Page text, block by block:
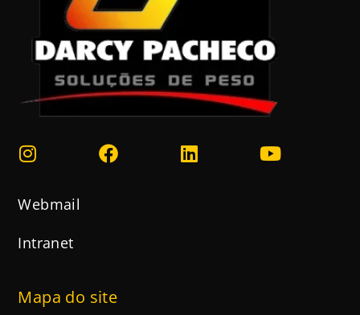
Webmail
Intranet
Mapa do site